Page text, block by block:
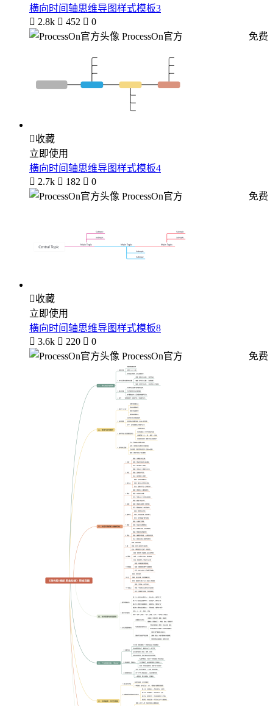
横向时间轴思维导图样式模板3
 2.8k  452  0
ProcessOn官方
免费
收藏
立即使用
横向时间轴思维导图样式模板4
 2.7k  182  0
ProcessOn官方
免费
收藏
立即使用
横向时间轴思维导图样式模板8
 3.6k  220  0
ProcessOn官方
免费